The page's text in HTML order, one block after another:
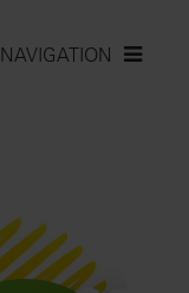
NAVIGATION